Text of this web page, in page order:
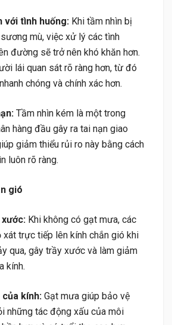
với tình huống: Khi tầm nhìn bị
mù, việc xử lý các tình
đường sẽ trở nên khó khăn hơn.
lái quan sát rõ ràng hơn, từ đó
chóng và chính xác hơn.
Tầm nhìn kém là một trong
hàng đầu gây ra tai nạn giao
giảm thiểu rủi ro này bằng cách
luôn rõ ràng.
gió
Khi không có gạt mưa, các
xát trực tiếp lên kính chắn gió khi
qua, gây trầy xước và làm giảm
kính.
kính: Gạt mưa giúp bảo vệ
những tác động xấu của môi